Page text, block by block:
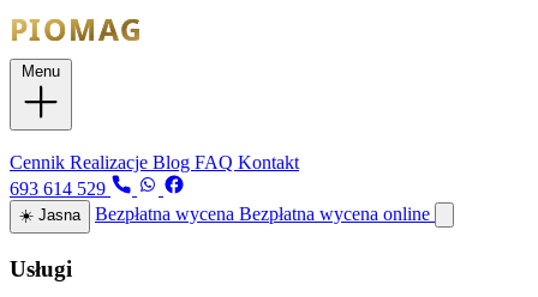
Cennik Realizacje Blog FAQ Kontakt
693 614 529
☀️ Jasna Bezpłatna wycena Bezpłatna wycena online
Usługi